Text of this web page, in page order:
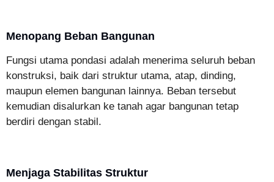
Menopang Beban Bangunan
Fungsi utama pondasi adalah menerima seluruh beban
konstruksi, baik dari struktur utama, atap, dinding,
maupun elemen bangunan lainnya. Beban tersebut
kemudian disalurkan ke tanah agar bangunan tetap
berdiri dengan stabil.
Menjaga Stabilitas Struktur